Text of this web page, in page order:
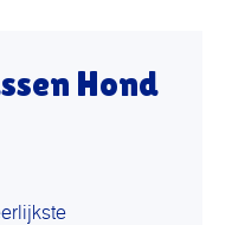
Hond